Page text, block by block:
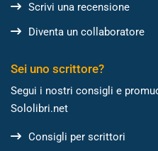
Scrivi una recensione
Diventa un collaboratore
Sei uno scrittore?
Segui i nostri consigli e
Sololibri.net
Consigli per scrittori